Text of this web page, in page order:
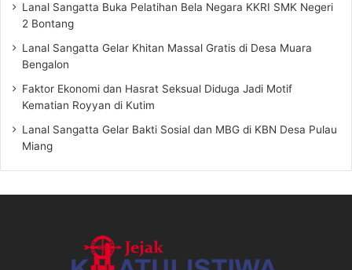
Lanal Sangatta Buka Pelatihan Bela Negara KKRI SMK Negeri
2 Bontang
Lanal Sangatta Gelar Khitan Massal Gratis di Desa Muara
Bengalon
Faktor Ekonomi dan Hasrat Seksual Diduga Jadi Motif
Kematian Royyan di Kutim
Lanal Sangatta Gelar Bakti Sosial dan MBG di KBN Desa Pulau
Miang